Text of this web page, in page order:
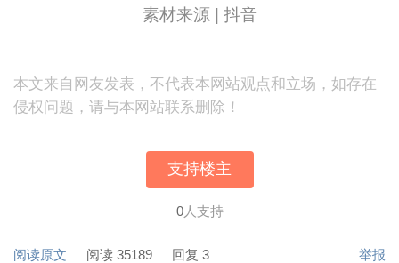
素材来源 | 抖音
本文来自网友发表，不代表本网站观点和立场，如存在
侵权问题，请与本网站联系删除！
支持楼主
0人支持
阅读原文 阅读 35189 回复 3 举报